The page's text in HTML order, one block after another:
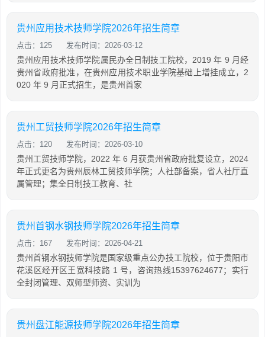
贵州应用技术技师学院2026年招生简章
点击：125 发布时间：2026-03-12
贵州应用技术技师学院属民办全日制技工院校，2019 年 9 月经
贵州省政府批准，在贵州应用技术职业学院基础上增挂成立，2
020 年 9 月正式招生，是贵州首家
贵州工贸技师学院2026年招生简章
点击：120 发布时间：2026-03-10
贵州工贸技师学院，2022 年 6 月获贵州省政府批复设立，2024
年正式更名为贵州辰林工贸技师学院；人社部备案，省人社厅直
属管理；集全日制技工教育、社
贵州首钢水钢技师学院2026年招生简章
点击：167 发布时间：2026-04-21
贵州首钢水钢技师学院是国家级重点公办技工院校，位于贵阳市
花溪区经开区王宽科技路 1 号，咨询热线15397624677；实行
全封闭管理、双师型师资、实训为
贵州盘江能源技师学院2026年招生简章